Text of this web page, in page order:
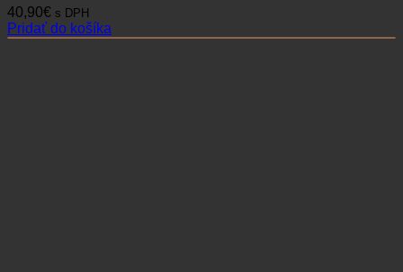
40,90€ s DPH
Pridať do košíka